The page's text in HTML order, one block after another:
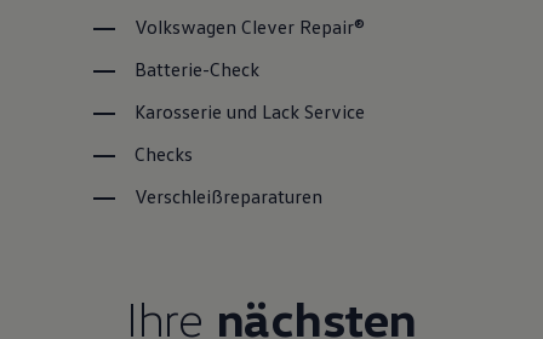
Volkswagen Clever Repair®
Batterie-Check
Karosserie und Lack Service
Checks
Verschleißreparaturen
Ihre nächsten